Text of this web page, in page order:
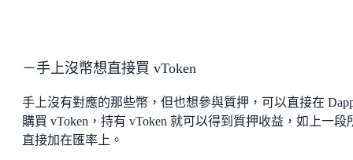
－手上沒幣想直接買 vToken
手上沒有對應的那些幣，但也想參與質押，可以直接在
購買 vToken，持有 vToken 就可以得到質押收益，如上一段
直接加在匯率上。